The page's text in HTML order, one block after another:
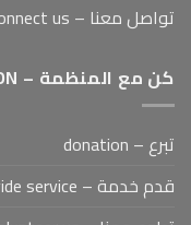
تواصل معنا – Connect us
كن مع المنظمة – BE WITH THE ORGANIZATION
تبرع – donation
قدم خدمة – Provide service